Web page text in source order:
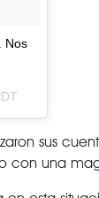
Nos
sus
con una